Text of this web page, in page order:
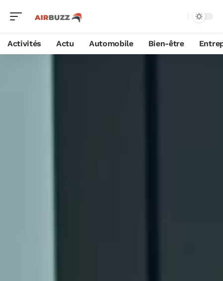
Activités Actu Automobile Bien-être